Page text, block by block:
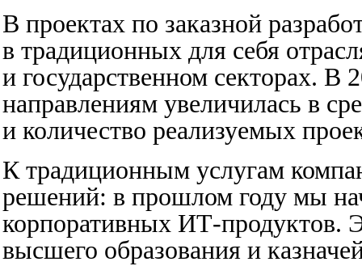
В проектах по заказной
в традиционных для себя
и государственном секторах. В
направлениям увеличилась в
и количество реализуемых
К традиционным услугам
решений: в прошлом году мы
корпоративных ИТ-продуктов.
высшего образования и